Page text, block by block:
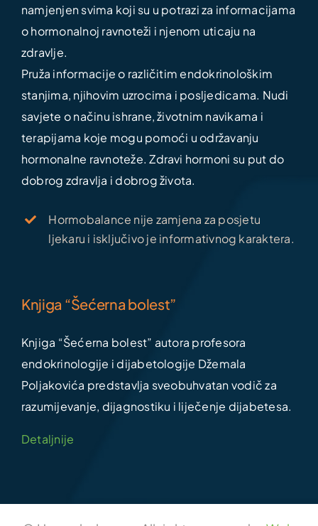
namjenjen svima koji su u potrazi za informacijama
o hormonalnoj ravnoteži i njenom uticaju na
zdravlje.
Pruža informacije o različitim endokrinološkim
stanjima, njihovim uzrocima i posljedicama. Nudi
savjete o načinu ishrane, životnim navikama i
terapijama koje mogu pomoći u održavanju
hormonalne ravnoteže. Zdravi hormoni su put do
dobrog zdravlja i dobrog života.
Hormobalance nije zamjena za posjetu
ljekaru i isključivo je informativnog karaktera.
Knjiga “Šećerna bolest”
Knjiga “Šećerna bolest” autora profesora
endokrinologije i dijabetologije Džemala
Poljakovića predstavlja sveobuhvatan vodič za
razumijevanje, dijagnostiku i liječenje dijabetesa.
Detaljnije